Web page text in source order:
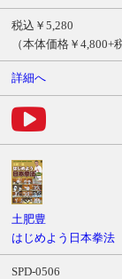
税込￥5,280
（本体価格￥4,800+
詳細へ
土肥豊
はじめよう日本拳法
SPD-0506